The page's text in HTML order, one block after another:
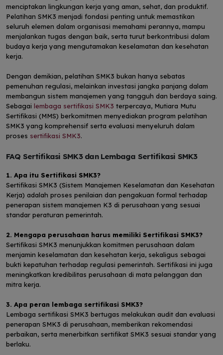
menciptakan lingkungan kerja yang aman, sehat, dan produktif.
Pelatihan SMK3 menjadi fondasi penting untuk memastikan
seluruh elemen dalam organisasi memahami perannya, mampu
menjalankan tugas dengan baik, serta turut berkontribusi dalam
budaya kerja yang mengutamakan keselamatan dan kesehatan
kerja.
Dengan demikian, pelatihan SMK3 bukan hanya sebatas
pemenuhan regulasi, melainkan investasi jangka panjang dalam
membangun sistem manajemen yang tangguh dan berdaya saing.
Sebagai lembaga sertifikasi SMK3 terpercaya, Mutiara Mutu
Sertifikasi (MMS) berkomitmen menyediakan program pelatihan
SMK3 yang komprehensif serta evaluasi menyeluruh dalam
proses sertifikasi SMK3.
FAQ Sertifikasi SMK3 dan Lembaga Sertifikasi SMK3
1. Apa itu Sertifikasi SMK3?
Sertifikasi SMK3 (Sistem Manajemen Keselamatan dan Kesehatan
Kerja) adalah proses penilaian dan pengakuan formal terhadap
penerapan sistem manajemen K3 di perusahaan yang sesuai
standar peraturan pemerintah.
2. Mengapa perusahaan harus memiliki Sertifikasi SMK3?
Sertifikasi SMK3 menunjukkan komitmen perusahaan dalam
menjamin keselamatan dan kesehatan kerja, sekaligus sebagai
bukti kepatuhan terhadap regulasi pemerintah. Sertifikasi ini juga
meningkatkan kredibilitas perusahaan di mata pelanggan dan
mitra kerja.
3. Apa peran lembaga sertifikasi SMK3?
Lembaga sertifikasi SMK3 bertugas melakukan audit dan evaluasi
penerapan SMK3 di perusahaan, memberikan rekomendasi
perbaikan, serta menerbitkan sertifikat SMK3 sesuai standar yang
berlaku.